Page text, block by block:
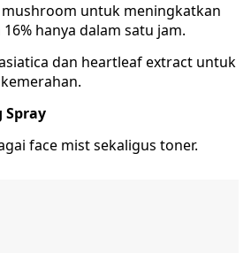
untuk meningkatkan
hanya dalam satu jam.
dan heartleaf extract untuk
Spray
face mist sekaligus toner.